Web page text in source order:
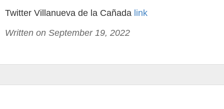
Twitter Villanueva de la Cañada link
Written on September 19, 2022